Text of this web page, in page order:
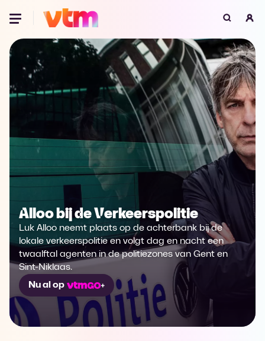
Voor je onze programma's gaat ontdekken,
best je browser updaten of hieronder één
van de ondersteunde browsers
downloaden.
Google Chrome Download
Firefox Download
Download
Microsoft Edge Download
Opera Download
Alloo bij de Verkeerspolitie
Luk Alloo neemt plaats op de achterbank bij de
lokale verkeerspolitie en volgt dag en nacht een
twaalftal agenten in de politiezones van Gent en
Sint-Niklaas.
Nu al op